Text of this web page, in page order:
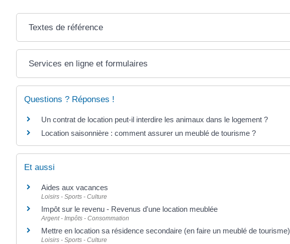
Textes de référence
Services en ligne et formulaires
Questions ? Réponses !
Un contrat de location peut-il interdire les animaux dans le logement ?
Location saisonnière : comment assurer un meublé de tourisme ?
Et aussi
Aides aux vacances
Loisirs - Sports - Culture
Impôt sur le revenu - Revenus d'une location meublée
Argent - Impôts - Consommation
Mettre en location sa résidence secondaire (en faire un meublé de tourisme)
Loisirs - Sports - Culture